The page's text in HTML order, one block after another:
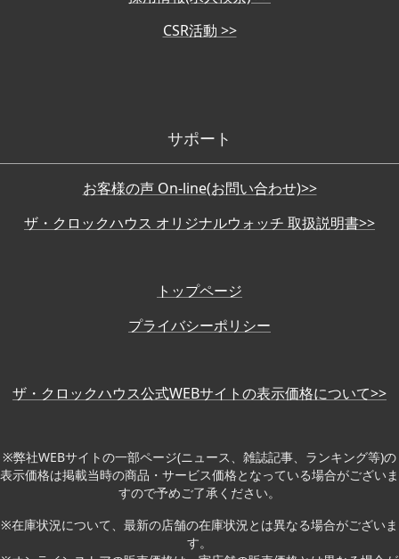
CSR活動 >>
サポート
お客様の声 On-line(お問い合わせ)>>
ザ・クロックハウス オリジナルウォッチ 取扱説明書>>
トップページ
プライバシーポリシー
ザ・クロックハウス公式WEBサイトの表示価格について>>
※弊社WEBサイトの一部ページ(ニュース、雑誌記事、ランキング等)の
表示価格は掲載当時の商品・サービス価格となっている場合がございま
すので予めご了承ください。
※在庫状況について、最新の店舗の在庫状況とは異なる場合がございま
す。